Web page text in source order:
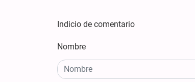
Indicio de comentario
Nombre